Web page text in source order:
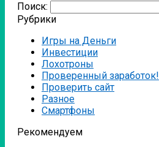
Поиск:
Рубрики
Игры на Деньги
Инвестиции
Лохотроны
Проверенный заработок!
Проверить сайт
Разное
Смартфоны
Рекомендуем